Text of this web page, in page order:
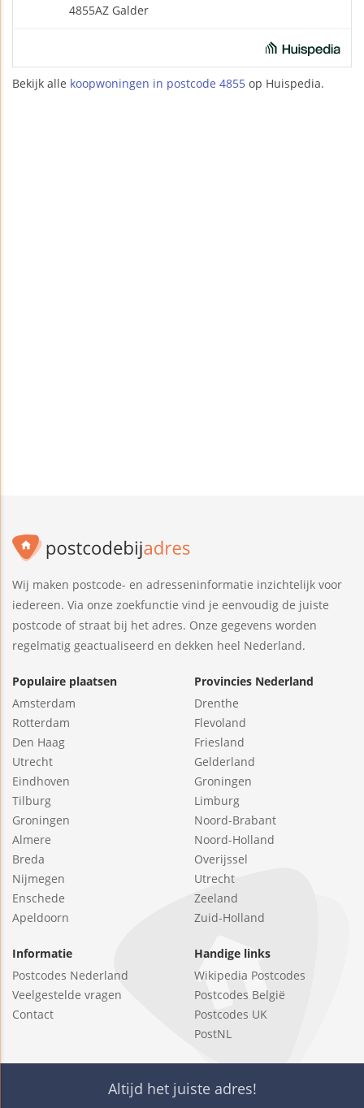
4855AZ Galder
Bekijk alle koopwoningen in postcode 4855 op Huispedia.
Wij maken postcode- en adresseninformatie inzichtelijk voor
iedereen. Via onze zoekfunctie vind je eenvoudig de juiste
postcode of straat bij het adres. Onze gegevens worden
regelmatig geactualiseerd en dekken heel Nederland.
Populaire plaatsen
Amsterdam
Rotterdam
Den Haag
Utrecht
Eindhoven
Tilburg
Groningen
Almere
Breda
Nijmegen
Enschede
Apeldoorn
Provincies Nederland
Drenthe
Flevoland
Friesland
Gelderland
Groningen
Limburg
Noord-Brabant
Noord-Holland
Overijssel
Utrecht
Zeeland
Zuid-Holland
Informatie
Postcodes Nederland
Veelgestelde vragen
Contact
Handige links
Wikipedia Postcodes
Postcodes België
Postcodes UK
PostNL
Altijd het juiste adres!